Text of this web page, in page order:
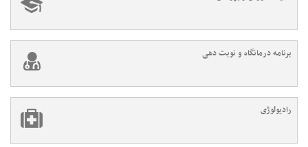
برنامه درمانگاه و نوبت دهی
رادیولوژی